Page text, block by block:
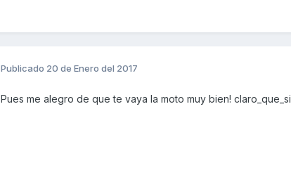
Publicado 20 de Enero del 2017
Pues me alegro de que te vaya la moto muy bien! claro_que_si